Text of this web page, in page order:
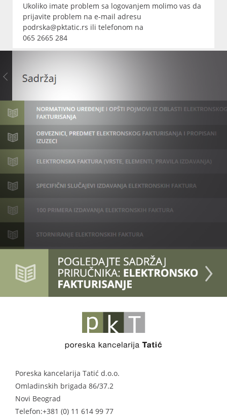
Ukoliko imate problem sa logovanjem molimo vas da
prijavite problem na e-mail adresu
podrska@pktatic.rs ili telefonom na
065 2665 284
Poreska kancelarija Tatić d.o.o.
Omladinskih brigada 86/37.2
Novi Beograd
Telefon:+381 (0) 11 614 99 77